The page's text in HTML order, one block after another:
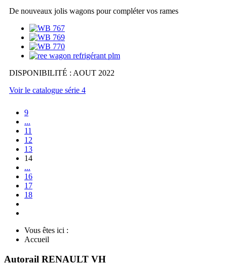
De nouveaux jolis wagons pour compléter vos rames
DISPONIBILITÉ : AOUT 2022
Voir le catalogue série 4
9
...
11
12
13
14
...
16
17
18
Vous êtes ici :
Accueil
Autorail RENAULT VH